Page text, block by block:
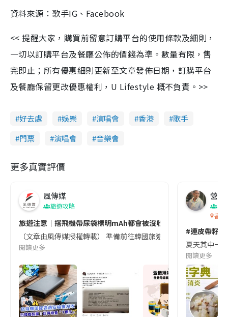
資料來源：歌手IG、Facebook
<< 提醒大家，購買前留意訂購平台的使用條款及細則，
一切以訂購平台及餐廳公佈的價錢為準。數量有限，售
完即止；所有優惠細則更新至文章發佈日期，訂購平台
及餐廳保留更改優惠權利，U Lifestyle 概不負責。>>
好去處 娛樂 演唱會 香港
歌手
門票
演唱會 音樂會
更多真實評價
風傳媒
旅遊攻略
旅遊注意｜搭飛機帶尿袋標明mAh都會被沒收😱出發前切記檢查
（文章由風傳媒授權轉載） 準備前往韓國旅遊的民眾，近期要
閱讀更多
營養
香港
#連皮帶籽
夏天其中一
閱讀更多